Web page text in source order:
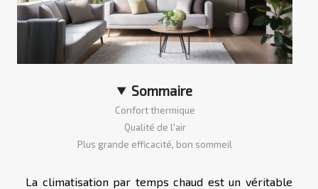
Sommaire
Confort thermique
Qualité de l'air
Plus grande efficacité, bon sommeil
La climatisation par temps chaud est un véritable